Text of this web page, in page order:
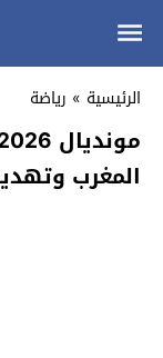
الرئيسية » رياضة
المغرب